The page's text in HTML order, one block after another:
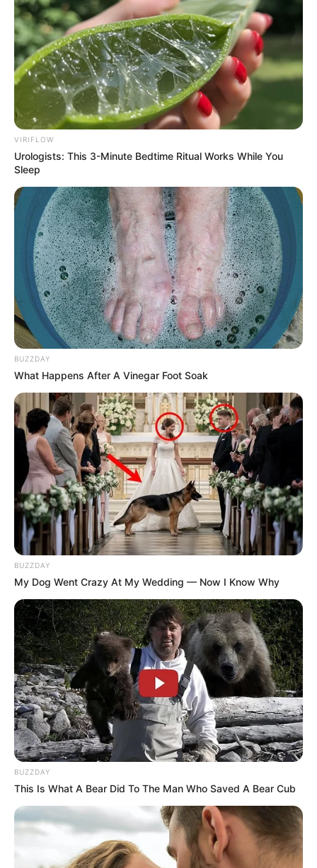
VIRIFLOW
Urologists: This 3-Minute Bedtime Ritual Works While You
Sleep
BUZZDAY
What Happens After A Vinegar Foot Soak
BUZZDAY
My Dog Went Crazy At My Wedding — Now I Know Why
BUZZDAY
This Is What A Bear Did To The Man Who Saved A Bear Cub